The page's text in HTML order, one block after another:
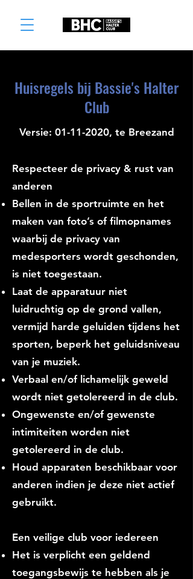
Huisregels bij Bassie's Halter
Club
Versie: 01-11-2020, te Breezand
Respecteer de privacy & rust van
anderen
Bellen in de sportruimte en het
maken van foto’s of filmopnames
waarbij de privacy van
medesporters wordt geschonden,
is niet toegestaan.
Laat de apparatuur niet
luidruchtig op de grond vallen,
vermijd harde geluiden tijdens het
sporten, beperk het geluidsniveau
van je muziek.
Verbaal en/of lichamelijk geweld
wordt niet getolereerd in de club.
Ongewenste en/of gewenste
intimiteiten worden niet
getolereerd in de club.
Houd apparaten beschikbaar voor
anderen indien je deze niet actief
gebruikt.
Een veilige club voor iedereen
Het is verplicht een geldend
toegangsbewijs te hebben als je